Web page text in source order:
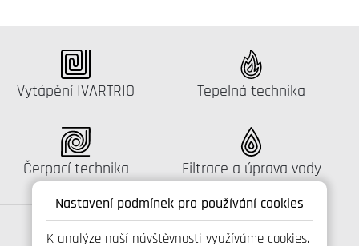
Nastavení podmínek pro používání cookies
K analýze naší návštěvnosti využíváme cookies.
Katalog:
Vytápění IVARTRIO Katalog:
Tepelná technika
Katalog:
Čerpací technika Katalog:
Filtrace a úprava vody